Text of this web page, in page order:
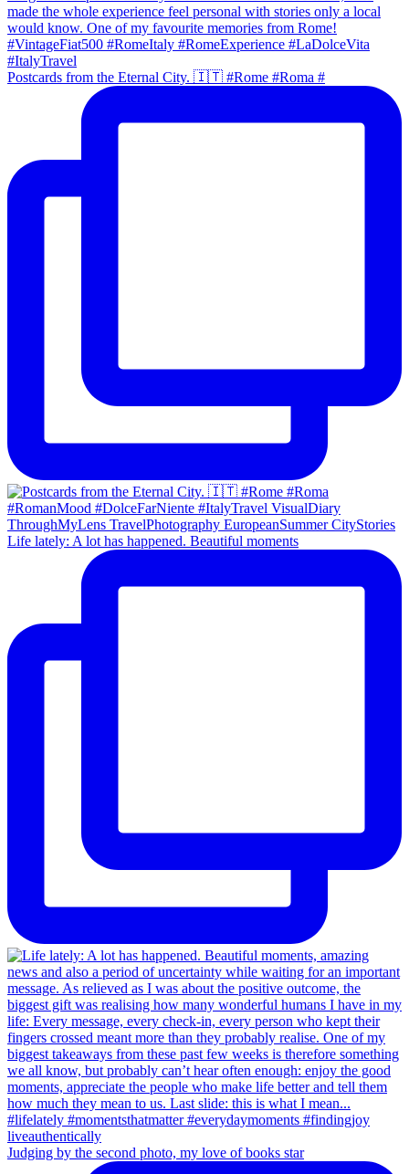
Postcards from the Eternal City. 🇮🇹 #Rome #Roma #
Life lately: A lot has happened. Beautiful moments
Judging by the second photo, my love of books star